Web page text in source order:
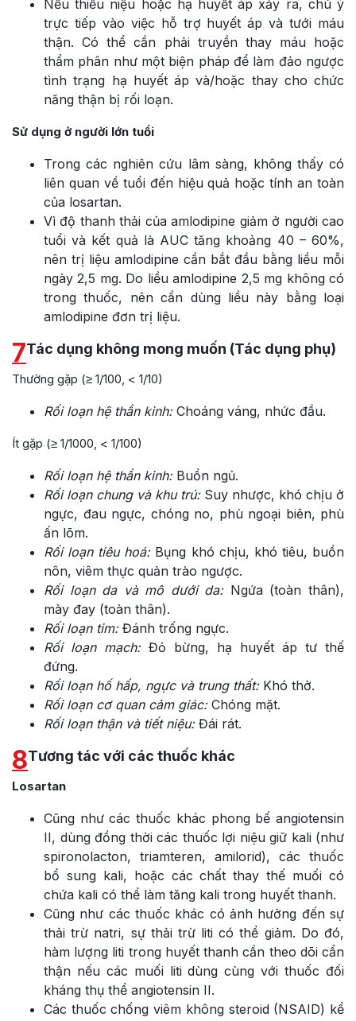
Nếu thiểu niệu hoặc hạ huyết áp xảy ra, chú ý
trực tiếp vào việc hỗ trợ huyết áp và tưới máu
thận. Có thể cần phải truyền thay máu hoặc
thẩm phân như một biện pháp để làm đảo ngược
tình trạng hạ huyết áp và/hoặc thay cho chức
năng thận bị rối loạn.
Sử dụng ở người lớn tuổi
Trong các nghiên cứu lâm sàng, không thấy có
liên quan về tuổi đến hiệu quả hoặc tính an toàn
của losartan.
Vì độ thanh thải của amlodipine giảm ở người cao
tuổi và kết quả là AUC tăng khoảng 40 – 60%,
nên trị liệu amlodipine cần bắt đầu bằng liều mỗi
ngày 2,5 mg. Do liều amlodipine 2,5 mg không có
trong thuốc, nên cần dùng liều này bằng loại
amlodipine đơn trị liệu.
7Tác dụng không mong muốn (Tác dụng phụ)
Thường gặp (≥ 1/100, < 1/10)
Rối loạn hệ thần kinh: Choáng váng, nhức đầu.
Ít gặp (≥ 1/1000, < 1/100)
Rối loạn hệ thần kinh:Buồn ngủ.
Rối loạn chung và khu trú: Suy nhược, khó chịu ở
ngực, đau ngực, chóng no, phù ngoại biên, phù
ấn lõm.
Rối loạn tiêu hoá: Bụng khó chịu, khó tiêu, buồn
nôn, viêm thực quản trào ngược.
Rối loạn da và mô dưới da: Ngứa (toàn thân),
mày đay (toàn thân).
Rối loạn tim: Đánh trống ngực.
Rối loạn mạch: Đỏ bừng, hạ huyết áp tư thế
đứng.
Rối loạn hố hấp, ngực và trung thất:Khó thở.
Rối loạn cơ quan cảm giác: Chóng mặt.
Rối loạn thận và tiết niệu: Đái rát.
8Tương tác với các thuốc khác
Losartan
Cũng như các thuốc khác phong bế angiotensin
II, dùng đồng thời các thuốc lợi niệu giữ kali (như
spironolacton, triamteren, amilorid), các thuốc
bổ sung kali, hoặc các chất thay thế muối có
chứa kali có thể làm tăng kali trong huyết thanh.
Cũng như các thuốc khác có ảnh hưởng đến sự
thải trừ natri, sự thải trừ liti có thể giảm. Do đó,
hàm lượng liti trong huyết thanh cần theo dõi cẩn
thận nếu các muối liti dùng cùng với thuốc đối
kháng thụ thể angiotensin II.
Các thuốc chống viêm không steroid (NSAID) kể